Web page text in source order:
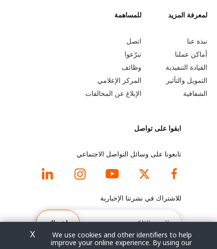
L
e
a
r
n
o
لمعرفة المزيد
نبذة عنا
أماكن عملنا
القيادة التنفيذية
التمويل والتأثير
الشفافية
G
o
b
e
y
n
d
f
o
o
t
للمساهمة
اتصل
تبرّعوا
وظائف
المركز الإعلامي
الإبلاغ عن المخالفات
ابقوا على تواصل
تابعونا على وسائل التواصل الاجتماعي
للاشتراك في نشرتنا الإخبارية
البريد
الإلكتروني
اشتراك
We use cookies and other identifiers to help
improve your online experience. By using our
X